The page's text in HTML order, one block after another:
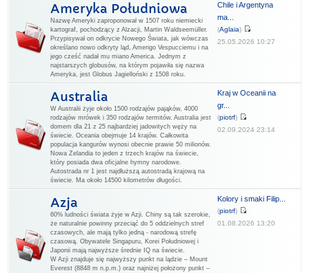
Ameryka Południowa
Nazwę Ameryki zaproponował w 1507 roku niemiecki
kartograf, pochodzący z Alzacji, Martin Waldseemüller.
Przypisywał on odkrycie Nowego Świata, jak wówczas
określano nowo odkryty ląd, Amerigo Vespucciemu i na
jego cześć nadał mu miano America. Jednym z
najstarszych globusów, na którym pojawiła się nazwa
Ameryka, jest Globus Jagielloński z 1508 roku.
Chile i Argentyna
ma...
(Aglaia)
25.05.2026 10:27
Australia
W Australii żyje około 1500 rodzajów pająków, 4000
rodzajów mrówek i 350 rodzajów termitów. Australia jest
domem dla 21 z 25 najbardziej jadowitych węży na
świecie. Oceania obejmuje 14 krajów. Całkowita
populacja kangurów wynosi obecnie prawie 50 milionów.
Nowa Zelandia to jeden z trzech krajów na świecie,
który posiada dwa oficjalne hymny narodowe.
Autostrada nr 1 jest najdłuższą autostradą krajową na
świecie. Ma około 14500 kilometrów długości.
Kraj w Oceanii na
gr...
(piotrf)
02.09.2024 23:14
Azja
60% ludności świata żyje w Azji. Chiny są tak szerokie,
że naturalnie powinny przeciąć do 5 oddzielnych stref
czasowych, ale mają tylko jedną - narodową strefę
czasową. Obywatele Singapuru, Korei Południowej i
Japonii mają najwyższe średnie IQ na świecie.
W Azji znajduje się najwyższy punkt na lądzie – Mount
Everest (8848 m n.p.m.) oraz najniżej położony punkt –
Kolory i smaki Filip...
(piotrf)
01.08.2026 13:20